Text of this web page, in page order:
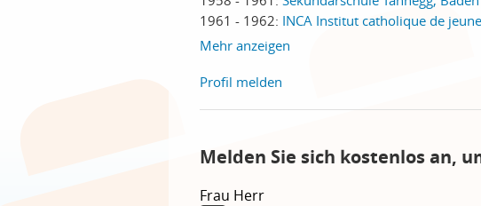
1961 - 1962: INCA Institut catholique de
Mehr anzeigen
Profil melden
Melden Sie sich kostenlos an,
Frau Herr